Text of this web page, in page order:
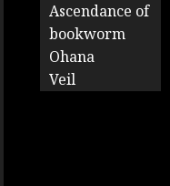
Ascendance of
bookworm
Ohana
Veil